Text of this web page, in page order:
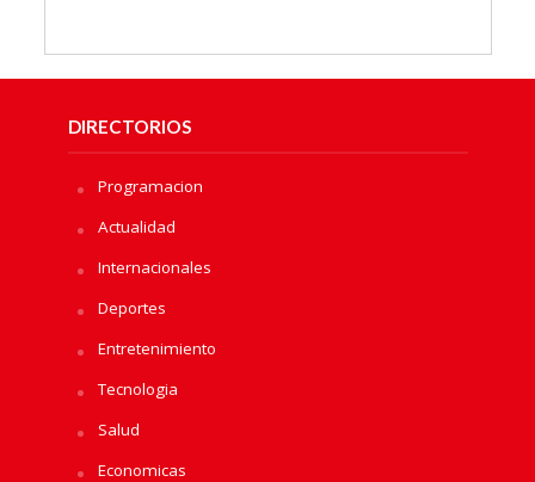
DIRECTORIOS
Programacion
Actualidad
Internacionales
Deportes
Entretenimiento
Tecnologia
Salud
Economicas